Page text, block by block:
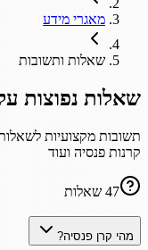
מאגרי מידע
שאלות ותשובות
שאלות נפוצות
תשובות מקצועיות לשאלות
קרנות פנסיה ועוד
47 שאלות
מהי קרן פנסיה?